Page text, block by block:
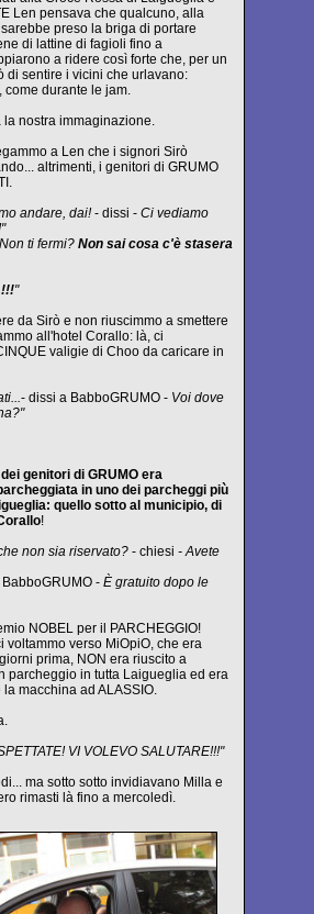
Len pensava che qualcuno, alla
preso la briga di portare
di lattine di fagioli fino a
a ridere così forte che, per un
di sentire i vicini che urlavano:
, come durante le jam.
la nostra immaginazione.
a Len che i signori Sirò
altrimenti, i genitori di GRUMO
andare, dai!- dissi - Ci vediamo
ti fermi? Non sai cosa c'è stasera
"
da Sirò e non riuscimmo a smettere
all'hotel Corallo: là, ci
valigie di Choo da caricare in
- dissi a BabboGRUMO - Voi dove
genitori di GRUMO era
in uno dei parcheggi più
quello sotto al municipio, di
!
non sia riservato? - chiesi - Avete
- È gratuito dopo le
NOBEL per il PARCHEGGIO!
voltammo verso MiOpiO, che era
prima, NON era riuscito a
parcheggio in tutta Laigueglia ed era
macchina ad ALASSIO.
VI VOLEVO SALUTARE!!!"
ma sotto sotto invidiavano Milla e
rimasti là fino a mercoledì.